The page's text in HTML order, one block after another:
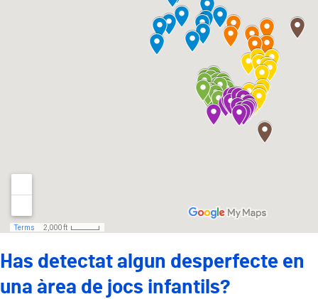
Has detectat algun desperfecte en
una àrea de jocs infantils?